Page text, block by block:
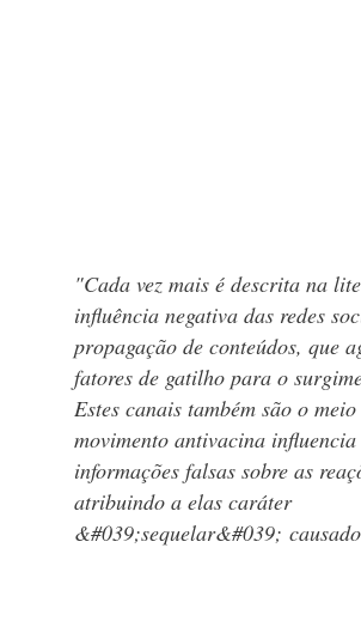
"Cada vez mais é descrita na
influência negativa das redes
propagação de conteúdos, que
fatores de gatilho para o
Estes canais também são o
movimento antivacina
informações falsas sobre as
atribuindo a elas caráter
&#039;sequelar&#039;